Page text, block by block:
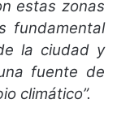
estas zonas
fundamental
la ciudad y
fuente de
climático”.